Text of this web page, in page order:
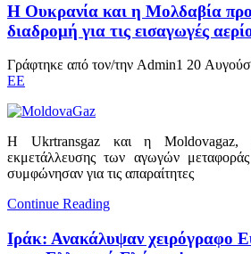
Η Ουκρανία και η Μολδαβία
διαδρομή για τις εισαγωγές
Γράφτηκε από τον/την Admin1 20
ΕΕ
Η Ukrtransgaz και η Moldovagaz,
εκμετάλλευσης των αγωγών
συμφώνησαν για τις απαραίτητες
Continue Reading
Ιράκ: Ανακάλυψαν χειρόγραφο